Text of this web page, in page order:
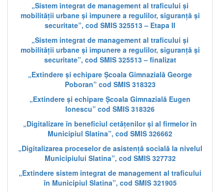
„Sistem integrat de management al traficului și
mobilității urbane și impunere a regulilor, siguranță și
securitate”, cod SMIS 325513 – Etapa II
„Sistem integrat de management al traficului și
mobilității urbane și impunere a regulilor, siguranță și
securitate”, cod SMIS 325513 – finalizat
„Extindere și echipare Școala Gimnazială George
Poboran” cod SMIS 318323
„Extindere și echipare Școala Gimnazială Eugen
Ionescu” cod SMIS 318326
„Digitalizare în beneficiul cetățenilor și al firmelor în
Municipiul Slatina”, cod SMIS 326662
„Digitalizarea proceselor de asistență socială la nivelul
Municipiului Slatina”, cod SMIS 327732
„Extindere sistem integrat de management al traficului
în Municipiul Slatina”, cod SMIS 321905